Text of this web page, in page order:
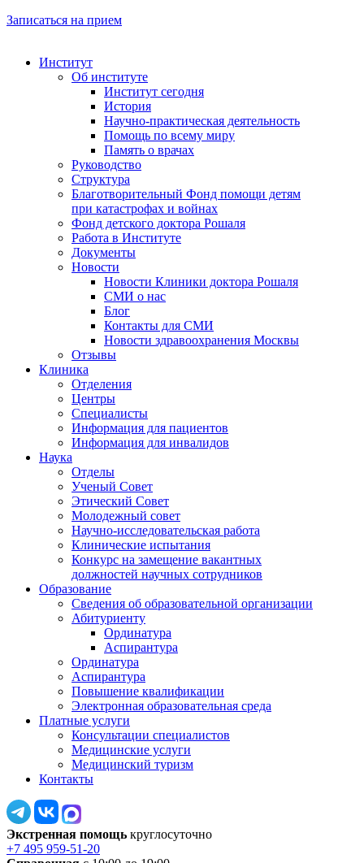
Записаться на прием
Институт
Об институте
Институт сегодня
История
Научно-практическая деятельность
Помощь по всему миру
Память о врачах
Руководство
Структура
Благотворительный Фонд помощи детям
при катастрофах и войнах
Фонд детского доктора Рошаля
Работа в Институте
Документы
Новости
Новости Клиники доктора Рошаля
СМИ о нас
Блог
Контакты для СМИ
Новости здравоохранения Москвы
Отзывы
Клиника
Отделения
Центры
Специалисты
Информация для пациентов
Информация для инвалидов
Наука
Отделы
Ученый Совет
Этический Совет
Молодежный совет
Научно-исследовательская работа
Клинические испытания
Конкурс на замещение вакантных
должностей научных сотрудников
Образование
Сведения об образовательной организации
Абитуриенту
Ординатура
Аспирантура
Ординатура
Аспирантура
Повышение квалификации
Электронная образовательная среда
Платные услуги
Консультации специалистов
Медицинские услуги
Медицинский туризм
Контакты
Экстренная помощь круглосуточно
+7 495 959-51-20